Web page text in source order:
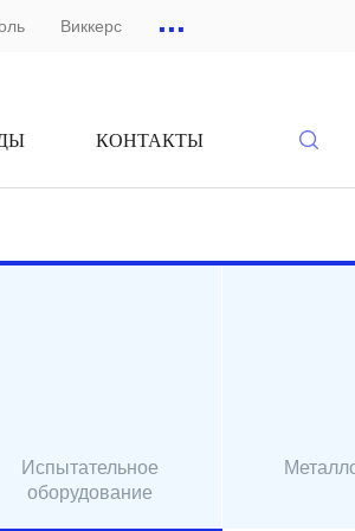
Виккерс ...
КОНТАКТЫ
Испытательное
оборудование